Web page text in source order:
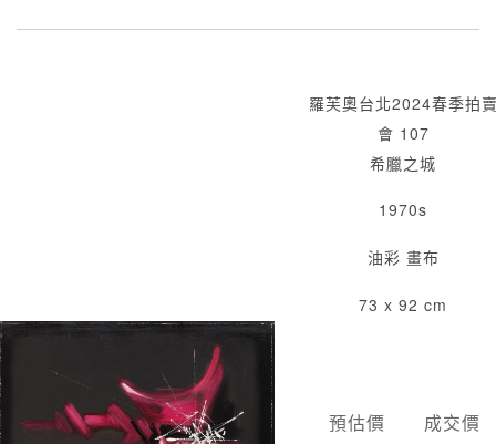
羅芙奧台北2024春季拍
會 107
希臘之城
1970s
油彩 畫布
73 x 92 cm
預估價 成交價